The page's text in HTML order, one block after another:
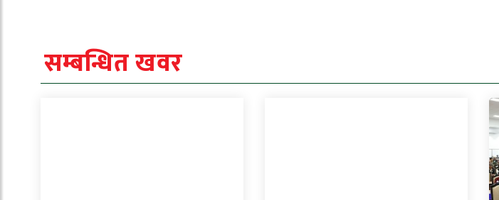
सम्बन्धित खवर